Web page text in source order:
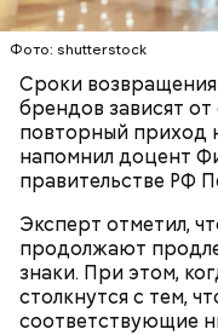
Фото: shutterstock
Сроки
брендов зависят
повторный приход
напомнил доцент
правительстве РФ
Эксперт отметил,
продолжают
знаки. При этом,
столкнутся с тем,
соответствующие
Валентина.
другу сюрпризы,
устраивают
чувствах. Праздник
прошлое — во
традиции, когда
водили хороводы в
искали себе невест.